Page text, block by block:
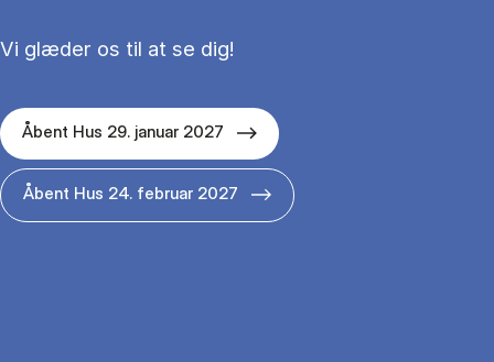
Vi glæder os til at se dig!
Åbent Hus 29. januar 2027
Åbent Hus 24. februar 2027